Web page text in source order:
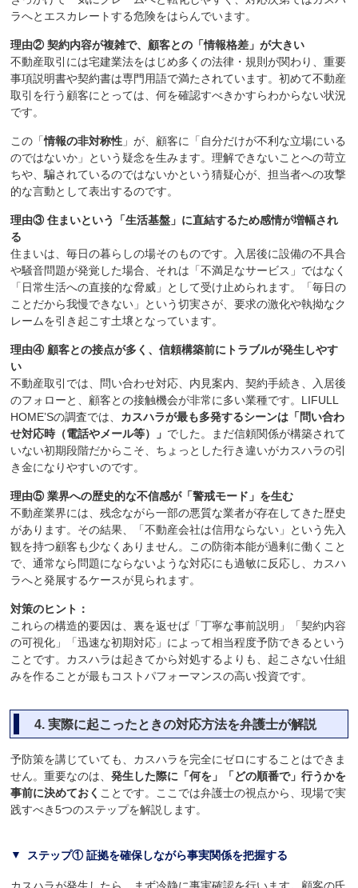
ラへとエスカレートする危険をはらんでいます。
理由② 契約内容が複雑で、顧客との「情報格差」が大きい
不動産取引には宅建業法をはじめ多くの法律・規則が関わり、重要
事項説明書や契約書は専門用語で満たされています。初めて不動産
取引を行う顧客にとっては、何を確認すべきかすらわからない状況
です。
この「情報の非対称性 」が、顧客に「自分だけが不利な立場にいる
のではないか」という疑念を生みます。理解できないことへの苛立
ちや、騙されているのではないかという猜疑心が、担当者への攻撃
的な言動として表出するのです。
理由③ 住まいという「生活基盤」に直結するため感情が増幅され
る
住まいは、毎日の暮らしの場そのものです。入居後に設備の不具合
や騒音問題が発覚した場合、それは「不満足なサービス」ではなく
「日常生活への直接的な脅威」として受け止められます。「毎日の
ことだから我慢できない」という切実さが、要求の激化や執拗なク
レームを引き起こす土壌となっています。
理由④ 顧客との接点が多く、信頼構築前にトラブルが発生しやす
い
不動産取引では、問い合わせ対応、内見案内、契約手続き、入居後
のフォローと、顧客との接触機会が非常に多い業種です。LIFULL
HOME’Sの調査では、 カスハラが最も多発するシーンは「問い合わ
せ対応時（電話やメール等）」 でした。まだ信頼関係が構築されて
いない初期段階だからこそ、ちょっとした行き違いがカスハラの引
き金になりやすいのです。
理由⑤ 業界への歴史的な不信感が「警戒モード」を生む
不動産業界には、残念ながら一部の悪質な業者が存在してきた歴史
があります。その結果、「不動産会社は信用ならない」という先入
観を持つ顧客も少なくありません。この防衛本能が過剰に働くこと
で、通常なら問題にならないような対応にも過敏に反応し、カスハ
ラへと発展するケースが見られます。
対策のヒント：
これらの構造的要因は、裏を返せば「丁寧な事前説明」「契約内容
の可視化」「迅速な初期対応」によって相当程度予防できるという
ことです。カスハラは起きてから対処するよりも、起こさない仕組
みを作ることが最もコストパフォーマンスの高い投資です。
4. 実際に起こったときの対応方法を弁護士が解説
予防策を講じていても、カスハラを完全にゼロにすることはできま
せん。重要なのは、発生した際に「何を」「どの順番で」行うかを
事前に決めておく ことです。ここでは弁護士の視点から、現場で実
践すべき5つのステップを解説します。
ステップ① 証拠を確保しながら事実関係を把握する
カスハラが発生したら、まず冷静に事実確認を行います。顧客の氏